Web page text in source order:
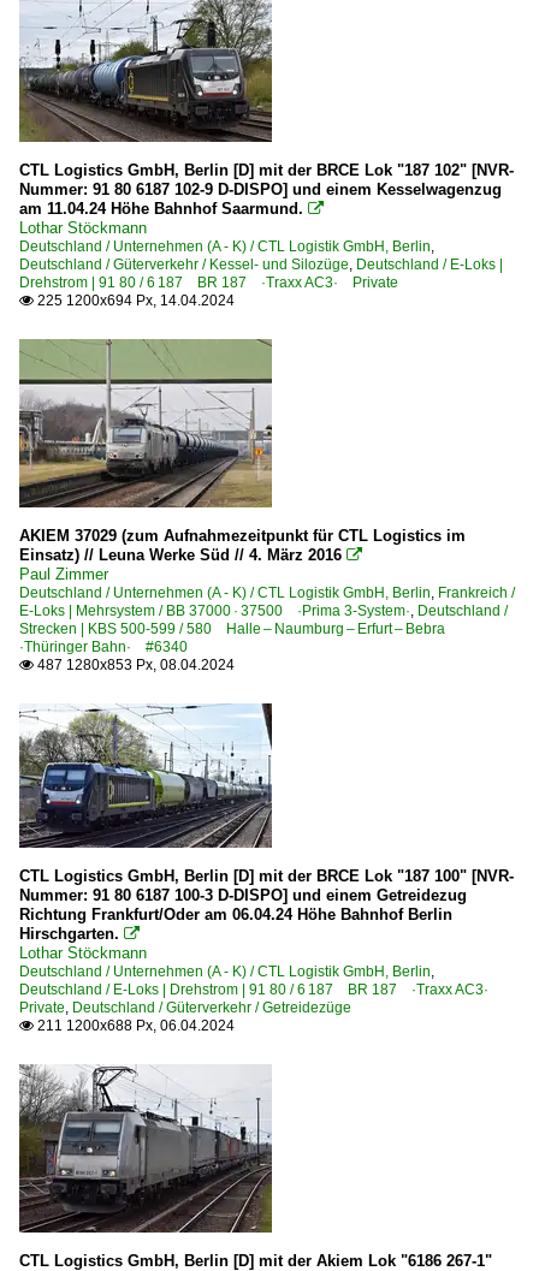
Unternehmen
Chem Trans Logistic Rail Servicez z o.o. ·CTL·
Rumänien
Dieselloks
0 60 x 060-DA · 60 ·Electroputere/Sulzer 100 km/h·
Schweiz
E-Loks | 91 85
4 482 Re 482 ·SBB· Traxx AC1/2
Tschechien
E-Loks | Gleichstrom
7 182 BR 182
CTL Logistics GmbH, Berlin [D] mit der BRCE Lok "187 102" [NVR-
Nummer: 91 80 6187 102-9 D-DISPO] und einem Kesselwagenzug
am 11.04.24 Höhe Bahnhof Saarmund. 
Lothar Stöckmann
Deutschland / Unternehmen (A - K) / CTL Logistik GmbH, Berlin,
Deutschland / Güterverkehr / Kessel- und Silozüge, Deutschland / E-Loks |
Drehstrom | 91 80 / 6 187 BR 187 ·Traxx AC3· Private
 225 1200x694 Px, 14.04.2024
AKIEM 37029 (zum Aufnahmezeitpunkt für CTL Logistics im
Einsatz) // Leuna Werke Süd // 4. März 2016 
Paul Zimmer
Deutschland / Unternehmen (A - K) / CTL Logistik GmbH, Berlin, Frankreich /
E-Loks | Mehrsystem / BB 37000 · 37500 ·Prima 3-System·, Deutschland /
Strecken | KBS 500-599 / 580 Halle – Naumburg – Erfurt – Bebra
·Thüringer Bahn· #6340
 487 1280x853 Px, 08.04.2024
CTL Logistics GmbH, Berlin [D] mit der BRCE Lok "187 100" [NVR-
Nummer: 91 80 6187 100-3 D-DISPO] und einem Getreidezug
Richtung Frankfurt/Oder am 06.04.24 Höhe Bahnhof Berlin
Hirschgarten. 
Lothar Stöckmann
Deutschland / Unternehmen (A - K) / CTL Logistik GmbH, Berlin,
Deutschland / E-Loks | Drehstrom | 91 80 / 6 187 BR 187 ·Traxx AC3·
Private, Deutschland / Güterverkehr / Getreidezüge
 211 1200x688 Px, 06.04.2024
CTL Logistics GmbH, Berlin [D] mit der Akiem Lok "6186 267-1"